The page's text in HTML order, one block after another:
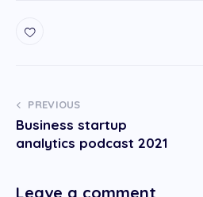
PREVIOUS
Business startup
analytics podcast 2021
Leave a comment